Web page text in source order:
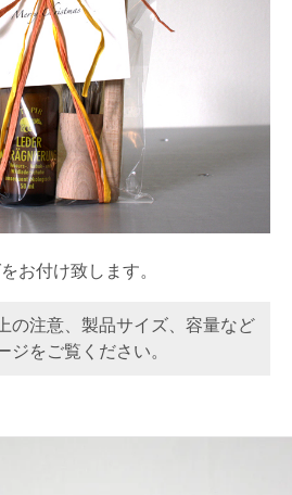
お付け致します。
の注意、製品サイズ、容量など
ジをご覧ください。